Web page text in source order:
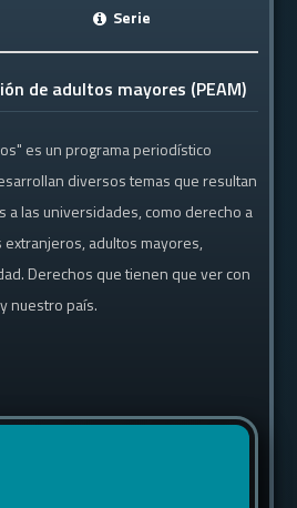
Serie
de adultos mayores (PEAM)
es un programa periodístico
diversos temas que resultan
a las universidades, como derecho a
adultos mayores,
Derechos que tienen que ver con
nuestro país.